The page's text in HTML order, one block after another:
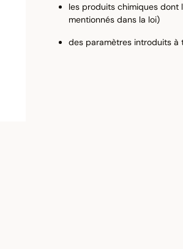
les produits chimiques dont
mentionnés dans la loi)
des paramètres introduits